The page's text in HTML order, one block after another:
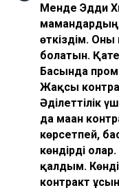
Менде Эдди
мамандардың
өткіздім.
болатын.
Басында
Жақсы
Әділеттілік
да маған
көрсетпей,
көндірді
қалдым.
контракт